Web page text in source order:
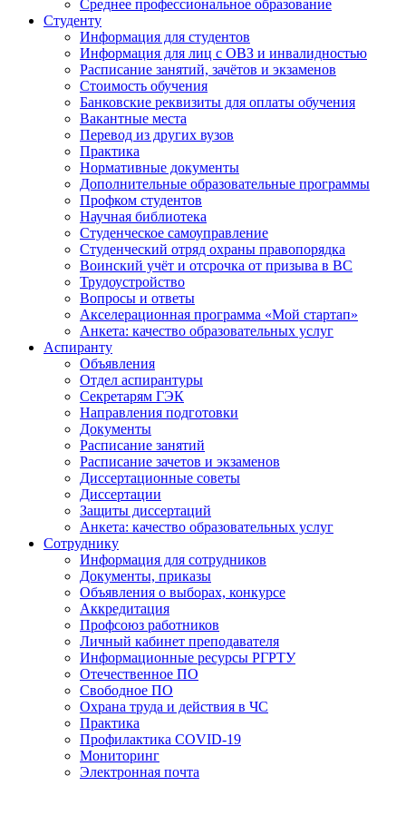
Среднее профессиональное образование
Студенту
Информация для студентов
Информация для лиц с ОВЗ и инвалидностью
Расписание занятий, зачётов и экзаменов
Стоимость обучения
Банковские реквизиты для оплаты обучения
Вакантные места
Перевод из других вузов
Практика
Нормативные документы
Дополнительные образовательные программы
Профком студентов
Научная библиотека
Студенческое самоуправление
Студенческий отряд охраны правопорядка
Воинский учёт и отсрочка от призыва в ВС
Трудоустройство
Вопросы и ответы
Акселерационная программа «Мой стартап»
Анкета: качество образовательных услуг
Аспиранту
Объявления
Отдел аспирантуры
Секретарям ГЭК
Направления подготовки
Документы
Расписание занятий
Расписание зачетов и экзаменов
Диссертационные советы
Диссертации
Защиты диссертаций
Анкета: качество образовательных услуг
Сотруднику
Информация для сотрудников
Документы, приказы
Объявления о выборах, конкурсе
Аккредитация
Профсоюз работников
Личный кабинет преподавателя
Информационные ресурсы РГРТУ
Отечественное ПО
Свободное ПО
Охрана труда и действия в ЧС
Практика
Профилактика COVID-19
Мониторинг
Электронная почта